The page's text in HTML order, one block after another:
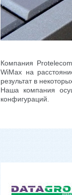
Компания
WiMax на
результат в
Наша компания
конфигураций.